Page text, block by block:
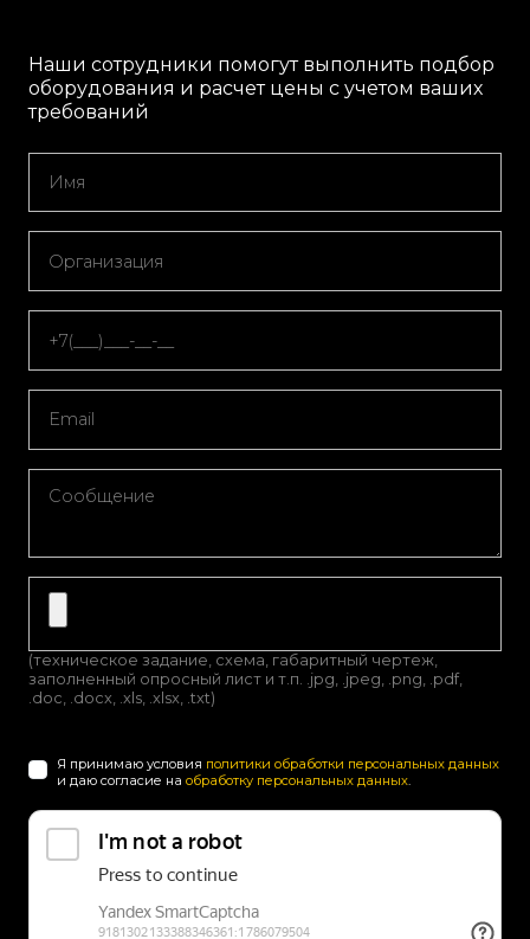
Наши сотрудники помогут выполнить подбор
оборудования и расчет цены с учетом ваших
требований
(техническое задание, схема, габаритный чертеж,
заполненный опросный лист и т.п. .jpg, .jpeg, .png, .pdf,
.doc, .docx, .xls, .xlsx, .txt)
Я принимаю условия политики обработки персональных данных
и даю согласие на обработку персональных данных.